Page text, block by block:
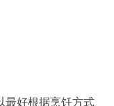
最好根据烹饪方式